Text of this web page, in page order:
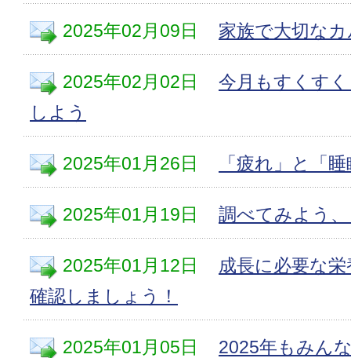
2025年02月09日 家族で大切な
2025年02月02日
今月もすくす
しよう
2025年01月26日 「疲れ」と「
2025年01月19日 調べてみよう
2025年01月12日
成長に必要な
確認しましょう！
2025年01月05日
2025年もみん